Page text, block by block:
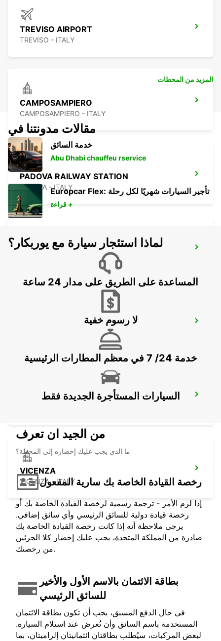
TREVISO AIRPORT
TREVISO - ITALY
CAMPOSAMPIERO
CAMPOSAMPIERO - ITALY
PADOVA RAILWAY STATION
PADOVA - ITALY
CORNUDA
VICENZA - MILITARY BASE
ROVIGO
VICENZA
VICENZA - ITALY
المزيد من المحطات
مقالات مدونتنا في
خدمة السائق
Abu Dhabi chauffeu rservice
Europcar Flex: تأجير السيارات شهريًا لكل رحلة
قراءة +
لماذا استئجار سيارة مع يوربكار؟
المساعدة على الطريق على مدار 24 ساعة
لا رسوم خفية
خدمة 24/ 7 في معظم المطارات الرئيسية
السيارات المستأجرة الجديدة فقط
من الجيد ان تعرف
ما الذي يجب عليك إحضاره إلى المحطة؟
رخصة القيادة الخاصة بك سارية المفعول
إذا لزم الأمر - ترجمة رسمية لرخصة القيادة الخاصة بك أو
رخصة قيادة دولية للسائق الرئيسي وأي سائق إضافي.
يرجى ملاحظة أنه إذا كانت رخصة القيادة الخاصة بك
صادرة من المملكة المتحدة، يجب عليك إحضار كلا الجزئين
من رخصتك.
بطاقة الائتمان بالاسم الأول والأخير
للسائق الرئيسي
في حال الدفع المسبق، يجب أن تكون بطاقة الائتمان
المستخدمة باسم السائق وأن تُعرض عند استلام السيارة.
لبعض المركبات، سيُطلب بطاقتان ائتمانيتان إلزاميتان، بما